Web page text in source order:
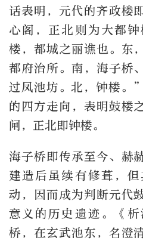
话表明，元代的齐政楼
心阁，正北则为大都
楼，都城之丽谯也。东
都府治所。南，海子桥
过凤池坊。北，钟楼。
的四方走向，表明鼓楼
闸，正北即钟楼。
海子桥即传承至今、赫
建造后虽续有修葺，
动，因而成为判断元代
意义的历史遗迹。《
桥，在玄武池东，名澄